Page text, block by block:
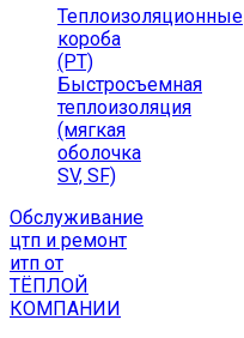
Теплоизоляционные
короба
(РТ)
Быстросъемная
теплоизоляция
(мягкая
оболочка
SV, SF)
Обслуживание
цтп и ремонт
итп от
ТЁПЛОЙ
КОМПАНИИ